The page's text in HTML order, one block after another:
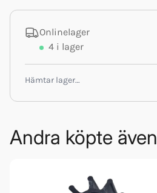
Onlinelager
4 i lager
Hämtar lager…
Andra köpte även